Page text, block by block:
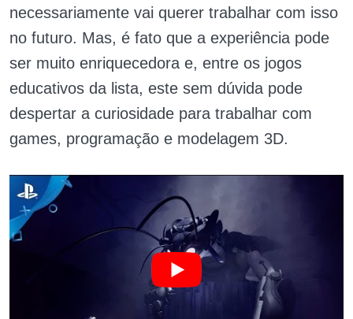
necessariamente vai querer trabalhar com isso
no futuro. Mas, é fato que a experiência pode
ser muito enriquecedora e, entre os jogos
educativos da lista, este sem dúvida pode
despertar a curiosidade para trabalhar com
games, programação e modelagem 3D.